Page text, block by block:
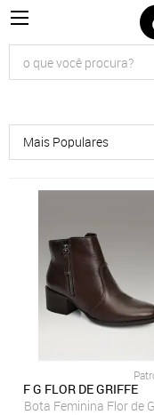
F G FLOR DE GRIFFE
Bota Feminina Flor de